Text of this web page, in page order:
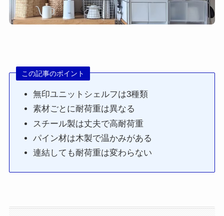
この記事のポイント
無印ユニットシェルフは3種類
素材ごとに耐荷重は異なる
スチール製は丈夫で高耐荷重
パイン材は木製で温かみがある
連結しても耐荷重は変わらない